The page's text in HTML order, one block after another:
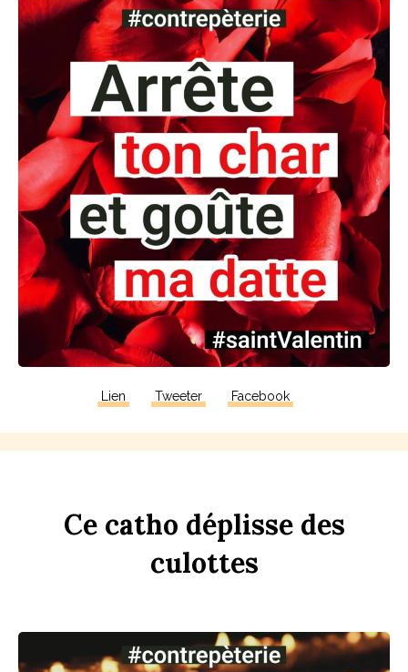
Lien Tweeter Facebook
Ce catho déplisse des
culottes